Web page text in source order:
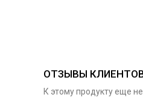
ОТЗЫВЫ
К этому продукту еще